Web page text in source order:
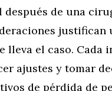
después de una
justifican
lleva el caso. Cada
ajustes y tomar
de pérdida de